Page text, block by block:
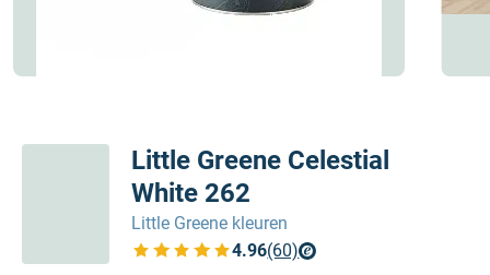
Little Greene Celestial
White 262
Little Greene kleuren
4.96(60)
Bekijk de verfplaza beoordelingen